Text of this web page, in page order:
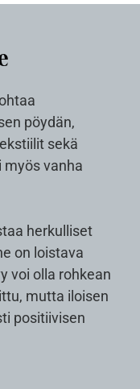
pöydän,
sekä
myös vanha
herkulliset
on loistava
voi olla rohkean
mutta iloisen
positiivisen